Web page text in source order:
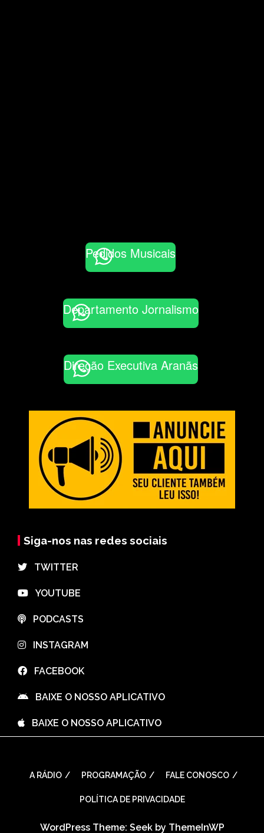
Pedidos Musicais
Departamento Jornalismo
Direção Executiva Aranãs
Siga-nos nas redes sociais
⠀TWITTER
⠀YOUTUBE
⠀PODCASTS
⠀INSTAGRAM
⠀FACEBOOK
⠀BAIXE O NOSSO APLICATIVO
⠀BAIXE O NOSSO APLICATIVO
A RÁDIO PROGRAMAÇÃO FALE CONOSCO
POLÍTICA DE PRIVACIDADE
WordPress Theme: Seek by ThemeInWP